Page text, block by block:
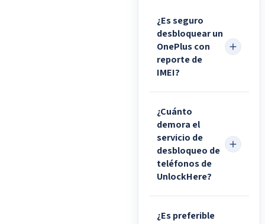
¿Es seguro
desbloquear un
OnePlus con
reporte de
IMEI?
¿Cuánto
demora el
servicio de
desbloqueo de
teléfonos de
UnlockHere?
¿Es preferible